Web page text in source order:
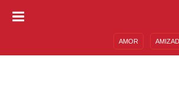
AMOR